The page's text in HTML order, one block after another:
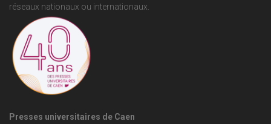
réseaux nationaux ou internationaux.
Presses universitaires de Caen